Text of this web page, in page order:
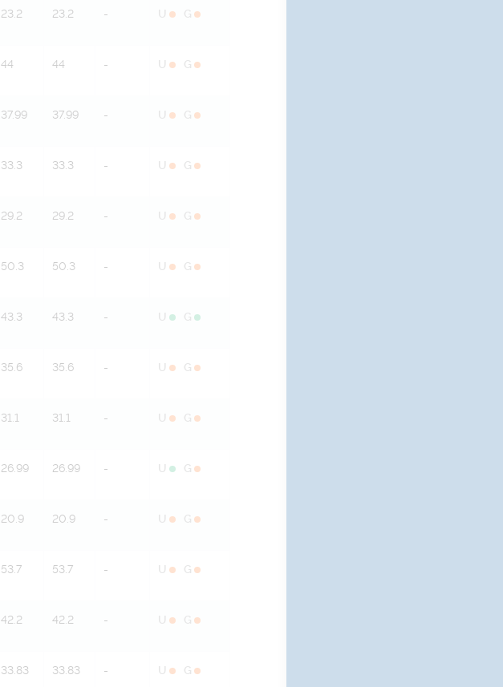
23.2 23.2 - U G
44 44 - U G
37.99 37.99 - U G
33.3 33.3 - U G
29.2 29.2 - U G
50.3 50.3 - U G
43.3 43.3 - U G
35.6 35.6 - U G
31.1 31.1 - U G
26.99 26.99 - U G
20.9 20.9 - U G
53.7 53.7 - U G
42.2 42.2 - U G
33.83 33.83 - U G